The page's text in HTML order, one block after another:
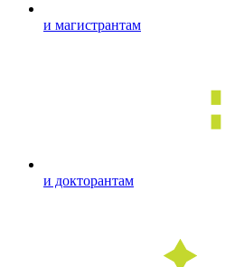
и магистрантам
и докторантам